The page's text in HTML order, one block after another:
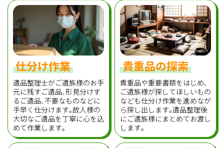
仕分け作業
遺品整理士がご遺族様のお手
元に残すご遺品､形見分けす
るご遺品､不要なものなどに
手早く仕分けます｡故人様の
大切なご遺品を丁寧に心を込
めて作業します｡
貴重品の探索
貴重品や重要書類をはじめ､
ご遺族様が探してほしいもの
なども仕分け作業を進めなが
ら探し出します｡遺品整理後
にご遺族様にまとめてお渡し
します｡